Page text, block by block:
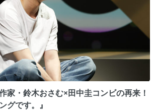
家・鈴木おさむ×田中圭コンビの再来！
グです。』